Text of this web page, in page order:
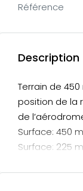
Référence
Description
Terrain de
position de la
de
Surface: 450
Surface: 225